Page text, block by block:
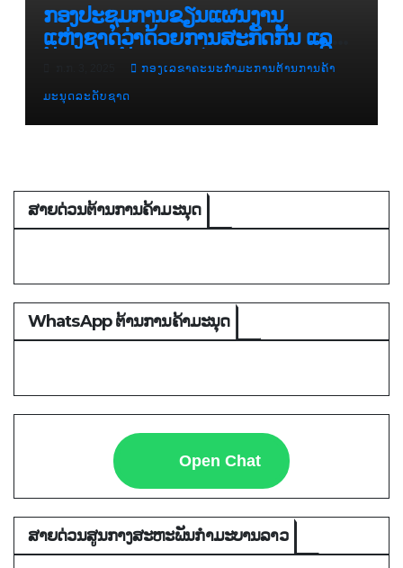
ກອງປະຊຸມການຂຽນແຜນງານ
ແຫ່ງຊາດວ່າດ້ວຍການສະກັດກັ້ນ ແລະ
ຕ້ານການຄ້າມະນຸດ ໄລຍະ IV ( ແຕ່ປີ
2026 – 2030 )
ກອງເລຂາຄະນະກຳມະການຕ້ານການຄ້າ
ມະນຸດລະດັບຊາດ
ສາຍດ່ວນຕ້ານການຄ້າມະນຸດ
WhatsApp ຕ້ານການຄ້າມະນຸດ
Open Chat
ສາຍດ່ວນສູນກາງສະຫະພັນກຳມະບານລາວ